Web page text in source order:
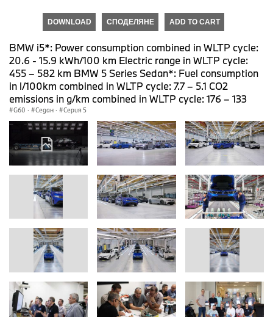
DOWNLOAD СПОДЕЛЯНЕ ADD TO CART
BMW i5*: Power consumption combined in WLTP cycle:
20.6 - 15.9 kWh/100 km Electric range in WLTP cycle:
455 – 582 km BMW 5 Series Sedan*: Fuel consumption
in l/100km combined in WLTP cycle: 7.7 – 5.1 CO2
emissions in g/km combined in WLTP cycle: 176 – 133
G60 · Седан · Серия 5